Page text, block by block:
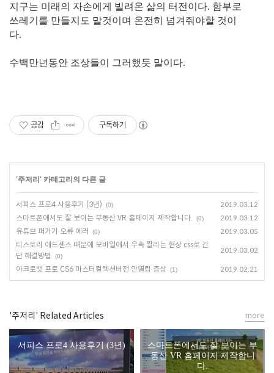
지구는 미래의 자손에게 빌려온 삶의 터전이다. 함부로
쓰레기를 만들지도 말것이며 온전히 넘겨줘야할 것이
다.
수백만년동안 조상들이 그러했듯 말이다.
공감 구독하기
'주저리' 카테고리의 다른 글
서피스 프로4 사용후기 (3년) (0) 2019.03.12
스마트폰에서도 잘 보이는 부동산 VR 홈페이지 제작합니다. (0) 2019.03.12
유튜브 퍼가기 오류 에러 (0) 2019.03.05
티스토리 애드센스 때문에 모바일에서 우측 짤리는 현상 css로 간
단 해결방법
(0)
2019.03.02
아크로뱃 프로 CS6 마스터컬렉션버전 안열림 증상 (1) 2019.02.21
'주저리' Related Articles
서피스 프로4 사용후기 (3년)
스마트폰에서도 잘 보이는 부
동산 VR 홈페이지 제작합니
다.
more